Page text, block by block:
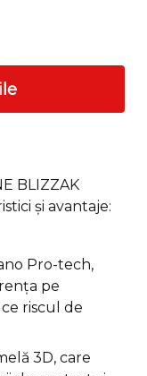
BLIZZAK
și avantaje:
Pro-tech,
pe
riscul de
3D, care